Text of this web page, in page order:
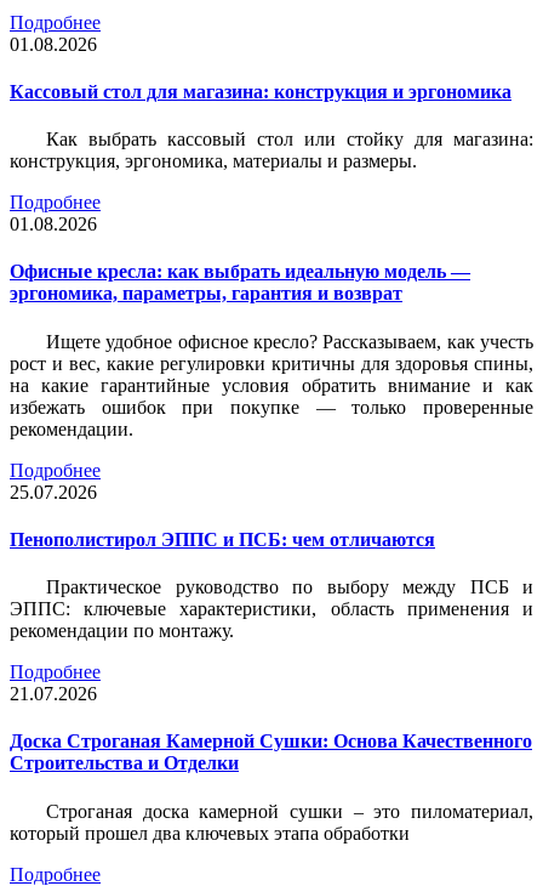
Подробнее
01.08.2026
Кассовый стол для магазина: конструкция и эргономика
Как выбрать кассовый стол или стойку для магазина:
конструкция, эргономика, материалы и размеры.
Подробнее
01.08.2026
Офисные кресла: как выбрать идеальную модель —
эргономика, параметры, гарантия и возврат
Ищете удобное офисное кресло? Рассказываем, как учесть
рост и вес, какие регулировки критичны для здоровья спины,
на какие гарантийные условия обратить внимание и как
избежать ошибок при покупке — только проверенные
рекомендации.
Подробнее
25.07.2026
Пенополистирол ЭППС и ПСБ: чем отличаются
Практическое руководство по выбору между ПСБ и
ЭППС: ключевые характеристики, область применения и
рекомендации по монтажу.
Подробнее
21.07.2026
Доска Строганая Камерной Сушки: Основа Качественного
Строительства и Отделки
Строганая доска камерной сушки – это пиломатериал,
который прошел два ключевых этапа обработки
Подробнее